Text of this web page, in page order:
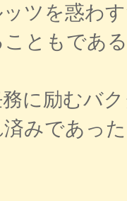
ツを惑わ
こともである
に励むバ
みであっ